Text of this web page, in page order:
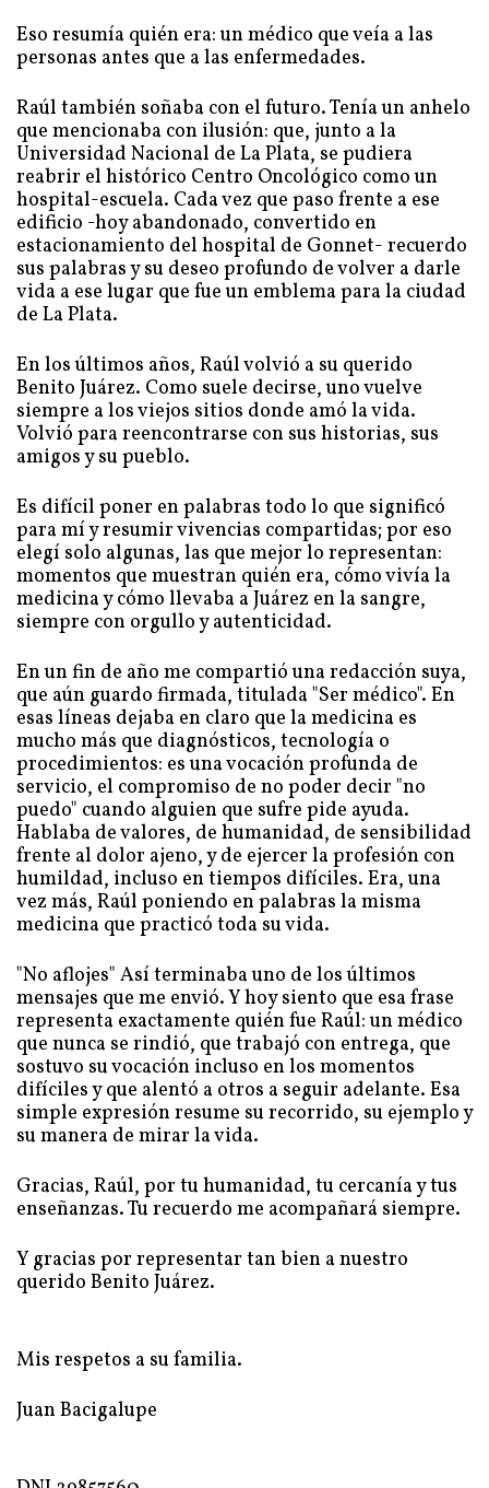
Eso resumía quién era: un médico que veía a las
personas antes que a las enfermedades.
Raúl también soñaba con el futuro. Tenía un anhelo
que mencionaba con ilusión: que, junto a la
Universidad Nacional de La Plata, se pudiera
reabrir el histórico Centro Oncológico como un
hospital-escuela. Cada vez que paso frente a ese
edificio -hoy abandonado, convertido en
estacionamiento del hospital de Gonnet- recuerdo
sus palabras y su deseo profundo de volver a darle
vida a ese lugar que fue un emblema para la ciudad
de La Plata.
En los últimos años, Raúl volvió a su querido
Benito Juárez. Como suele decirse, uno vuelve
siempre a los viejos sitios donde amó la vida.
Volvió para reencontrarse con sus historias, sus
amigos y su pueblo.
Es difícil poner en palabras todo lo que significó
para mí y resumir vivencias compartidas; por eso
elegí solo algunas, las que mejor lo representan:
momentos que muestran quién era, cómo vivía la
medicina y cómo llevaba a Juárez en la sangre,
siempre con orgullo y autenticidad.
En un fin de año me compartió una redacción suya,
que aún guardo firmada, titulada "Ser médico". En
esas líneas dejaba en claro que la medicina es
mucho más que diagnósticos, tecnología o
procedimientos: es una vocación profunda de
servicio, el compromiso de no poder decir "no
puedo" cuando alguien que sufre pide ayuda.
Hablaba de valores, de humanidad, de sensibilidad
frente al dolor ajeno, y de ejercer la profesión con
humildad, incluso en tiempos difíciles. Era, una
vez más, Raúl poniendo en palabras la misma
medicina que practicó toda su vida.
"No aflojes" Así terminaba uno de los últimos
mensajes que me envió. Y hoy siento que esa frase
representa exactamente quién fue Raúl: un médico
que nunca se rindió, que trabajó con entrega, que
sostuvo su vocación incluso en los momentos
difíciles y que alentó a otros a seguir adelante. Esa
simple expresión resume su recorrido, su ejemplo y
su manera de mirar la vida.
Gracias, Raúl, por tu humanidad, tu cercanía y tus
enseñanzas. Tu recuerdo me acompañará siempre.
Y gracias por representar tan bien a nuestro
querido Benito Juárez.
Mis respetos a su familia.
Juan Bacigalupe